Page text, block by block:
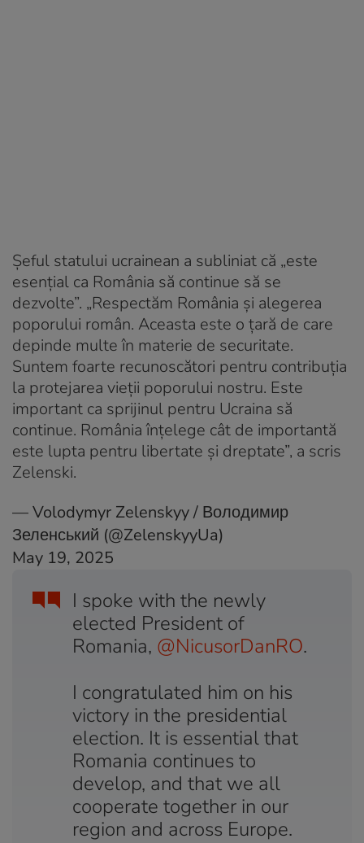
Șeful statului ucrainean a subliniat că „este
esențial ca România să continue să se
dezvolte”. „Respectăm România și alegerea
poporului român. Aceasta este o țară de care
depinde multe în materie de securitate.
Suntem foarte recunoscători pentru contribuția
la protejarea vieții poporului nostru. Este
important ca sprijinul pentru Ucraina să
continue. România înțelege cât de importantă
este lupta pentru libertate și dreptate”, a scris
Zelenski.
I spoke with the newly
elected President of
Romania, @NicusorDanRO.
I congratulated him on his
victory in the presidential
election. It is essential that
Romania continues to
develop, and that we all
cooperate together in our
region and across Europe.
— Volodymyr Zelenskyy / Володимир
Зеленський (@ZelenskyyUa)
May 19, 2025